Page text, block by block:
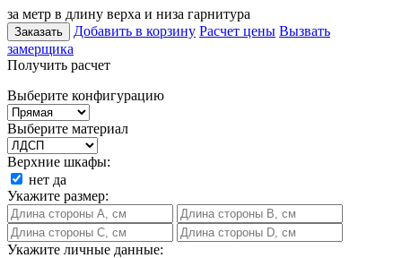
за метр в длину верха и низа гарнитура
Заказать Добавить в корзину Расчет цены Вызвать
замерщика
Получить расчет
Выберите конфигурацию
Выберите материал
Верхние шкафы:
нет да
Укажите размер:
Укажите личные данные: